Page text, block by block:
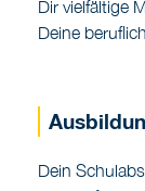
Lust auf ein
alles werden!